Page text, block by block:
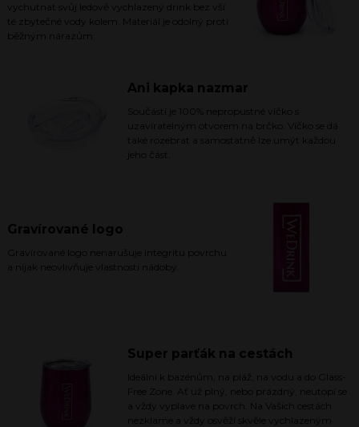
vychutnat svůj ledově vychlazený drink bez vší
té zbytečné vody kolem. Materiál je odolný proti
běžným nárazům.
Ani kapka nazmar
Součástí je 100% nepropustné víčko s
uzavíratelným otvorem na brčko. Víčko se dá
také rozebrat a samostatně lze umýt každou
jeho část.
Gravírované logo
Gravírované logo nenarušuje integritu povrchu
a nijak neovlivňuje vlastnosti nádoby.
Super parťák na cestách
Ideální k bazénům, na pláž, na vodu a do Glass-
Free Zone. Ať už plný, nebo prázdný, neutopí se
a vždy vyplave na povrch. Na Vašich cestách
nezklame a vždy osvěží skvěle vychlazeným